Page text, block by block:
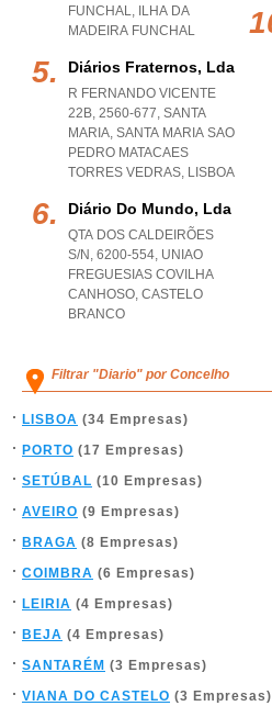
FUNCHAL, ILHA DA
MADEIRA FUNCHAL
Diários Fraternos, Lda
R FERNANDO VICENTE
22B, 2560-677, SANTA
MARIA, SANTA MARIA SAO
PEDRO MATACAES
TORRES VEDRAS, LISBOA
Diário Do Mundo, Lda
QTA DOS CALDEIRÕES
S/N, 6200-554, UNIAO
FREGUESIAS COVILHA
CANHOSO, CASTELO
BRANCO
Filtrar "Diario" por Concelho
LISBOA (34 Empresas)
PORTO (17 Empresas)
SETÚBAL (10 Empresas)
AVEIRO (9 Empresas)
BRAGA (8 Empresas)
COIMBRA (6 Empresas)
LEIRIA (4 Empresas)
BEJA (4 Empresas)
SANTARÉM (3 Empresas)
VIANA DO CASTELO (3 Empresas)